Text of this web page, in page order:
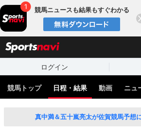
競馬ニュースも結果もすぐわかる
ログイン
競馬トップ 日程・結果 動画 ニュ
真中満＆五十嵐亮太が佐賀競馬予想